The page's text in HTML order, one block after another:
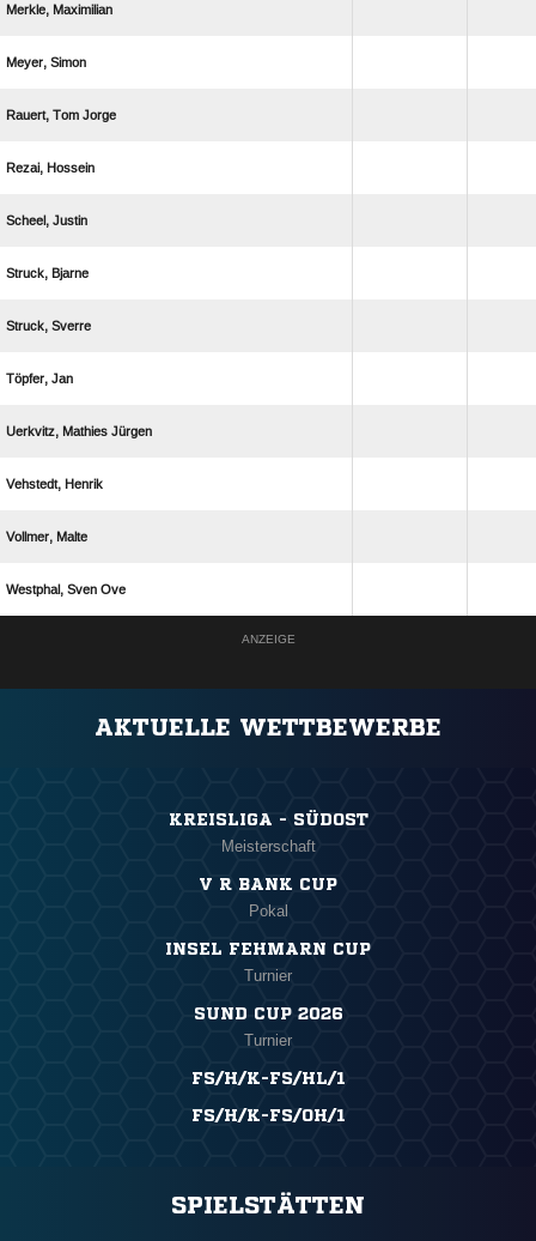
 
 
  
 
 
 
 
 
  
 
 
  
ANZEIGE
AKTUELLE WETTBEWERBE
KREISLIGA - SÜDOST
Meisterschaft
V R BANK CUP
Pokal
INSEL FEHMARN CUP
Turnier
SUND CUP 2026
Turnier
FS/H/K-FS/HL/1
FS/H/K-FS/OH/1
SPIELSTÄTTEN